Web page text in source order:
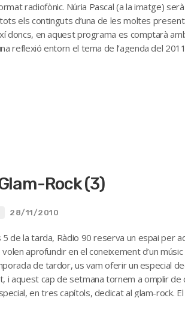
radiofònic. Núria Pascal (a la imatge)
els continguts d’una de les moltes
doncs, en aquest programa es comptarà
reflexió entorn el tema de l’agenda del
Rock (3)
28/11/2010
5 de la tarda, Ràdio 90 reserva un espai per
aprofundir en el coneixement d’un
de tardor, us vam oferir un especial
i aquest cap de setmana tornem a omplir
en tres capítols, dedicat al glam-rock.